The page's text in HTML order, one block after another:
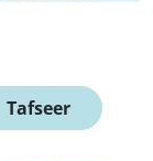
Tafseer